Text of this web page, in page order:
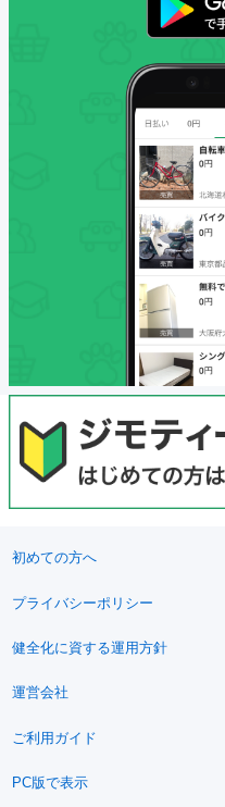
初めての方へ
プライバシーポリシー
健全化に資する運用方針
運営会社
ご利用ガイド
PC版で表示